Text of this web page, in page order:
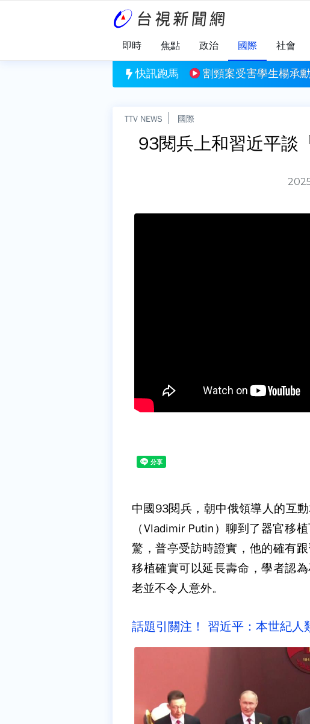
即時 焦點 政治 國際 社會
快訊跑馬
割頸案受害學生楊承勳姓名公開 楊爸爸：是遲
TTV NEWS 國際
93閱兵上和習近平談
中國93閱兵，朝中俄領導人的互
（Vladimir Putin）聊到了器官移
驚，普亭受訪時證實，他的確有
移植確實可以延長壽命，學者認
老並不令人意外。
話題引關注！ 習近平：本世紀人